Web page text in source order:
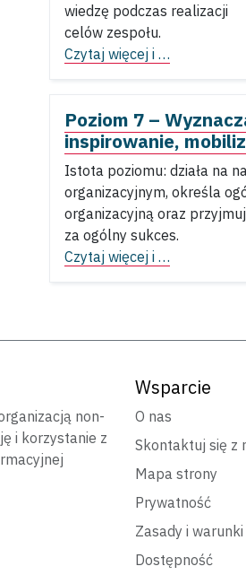
wiedzę podczas realizacji
celów zespołu.
Czytaj więcej i …
Poziom 7 –
inspirowanie,
Istota poziomu: działa na
organizacyjnym, określa
organizacyjną oraz
za ogólny sukces.
Czytaj więcej i …
non-
i korzystanie z
Wsparcie
O nas
Skontaktuj się z
Mapa strony
Prywatność
Zasady i warunki
Dostępność